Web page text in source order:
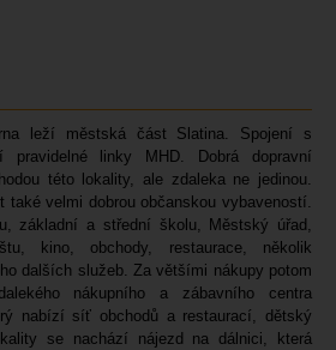
leží městská část Slatina. Spojení s
pravidelné linky MHD. Dobrá dopravní
této lokality, ale zdaleka ne jedinou.
také velmi dobrou občanskou vybaveností.
základní a střední školu, Městský úřad,
kino, obchody, restaurace, několik
dalších služeb. Za většími nákupy potom
nákupního a zábavního centra
nabízí síť obchodů a restaurací, dětský
se nachází nájezd na dálnici, která